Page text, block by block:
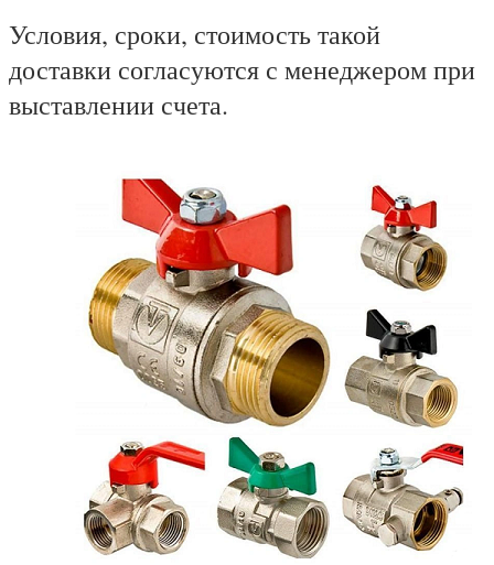
Условия, сроки, стоимость такой
доставки согласуются с менеджером при
выставлении счета.